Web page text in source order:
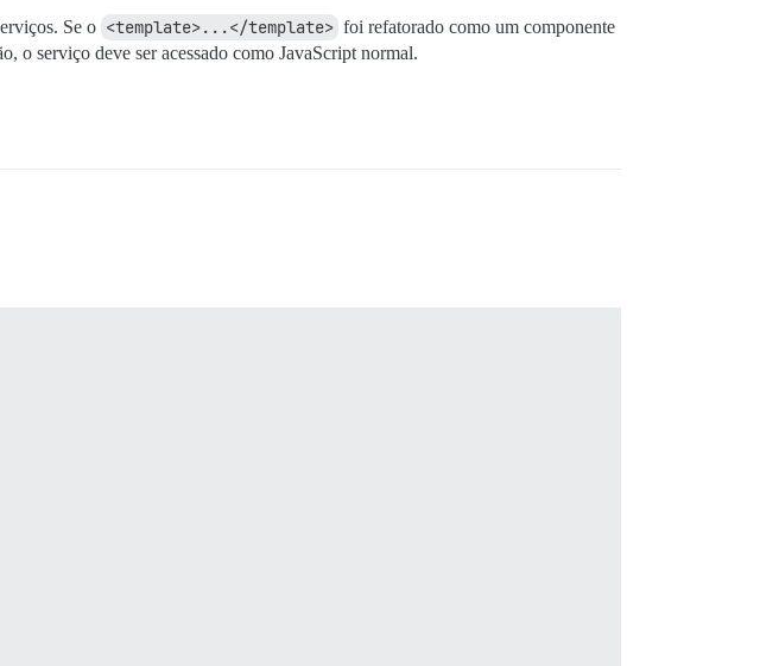
Se o <template>...</template> foi refatorado como um componente
o serviço deve ser acessado como JavaScript normal.